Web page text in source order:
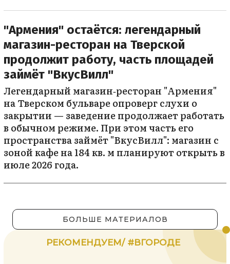
"Армения" остаётся: легендарный
магазин-ресторан на Тверской
продолжит работу, часть площадей
займёт "ВкусВилл"
Легендарный магазин‑ресторан "Армения"
на Тверском бульваре опроверг слухи о
закрытии — заведение продолжает работать
в обычном режиме. При этом часть его
пространства займёт "ВкусВилл": магазин с
зоной кафе на 184 кв. м планируют открыть в
июле 2026 года.
БОЛЬШЕ МАТЕРИАЛОВ
РЕКОМЕНДУЕМ/ #ВГОРОДЕ